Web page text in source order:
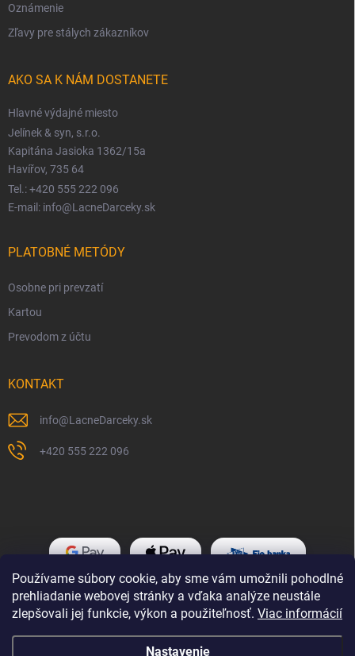
Používame súbory cookie, aby sme vám umožnili pohodlné
prehliadanie webovej stránky a vďaka analýze neustále
zlepšovali jej funkcie, výkon a použiteľnosť. Viac informácií
Nastavenie
Oznámenie
Zľavy pre stálych zákazníkov
AKO SA K NÁM DOSTANETE
Hlavné výdajné miesto
Jelínek & syn, s.r.o.
Kapitána Jasioka 1362/15a
Havířov, 735 64
Tel.: +420 555 222 096
E-mail: info@LacneDarceky.sk
PLATOBNÉ METÓDY
Osobne pri prevzatí
Kartou
Prevodom z účtu
KONTAKT
info@LacneDarceky.sk
+420 555 222 096